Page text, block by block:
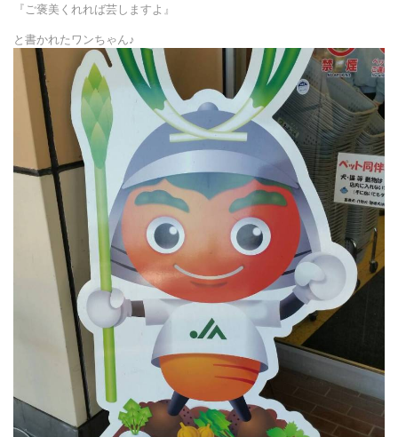
『ご褒美くれれば芸しますよ』
と書かれたワンちゃん♪